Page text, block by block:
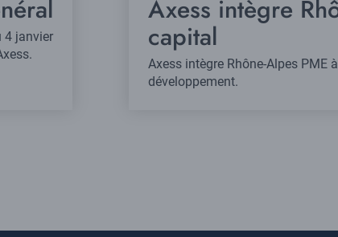
4 janvier
Axess intègre
capital
Axess intègre Rhône-Alpes
développement.